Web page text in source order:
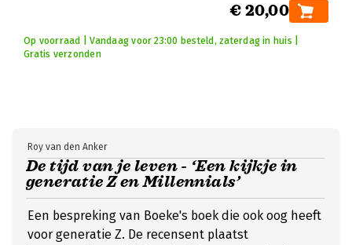
€ 20,00
Op voorraad | Vandaag voor 23:00 besteld, zaterdag in huis |
Gratis verzonden
De tijd van je leven - ‘Een kijkje in
generatie Z en Millennials’
Roy van den Anker
Een bespreking van Boeke's boek die ook oog heeft
voor generatie Z. De recensent plaatst